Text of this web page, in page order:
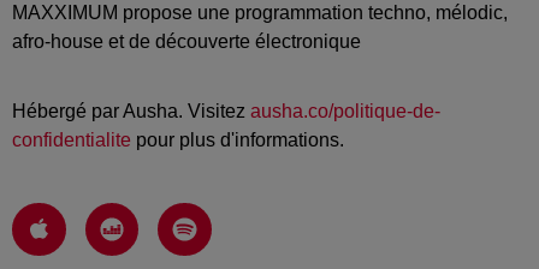
MAXXIMUM propose une programmation techno, mélodic,
afro-house et de découverte électronique
Hébergé par Ausha. Visitez ausha.co/politique-de-
confidentialite pour plus d'informations.